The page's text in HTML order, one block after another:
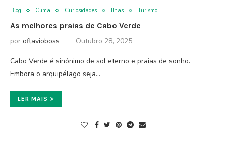
Blog Clima Curiosidades Ilhas Turismo
As melhores praias de Cabo Verde
por oflavioboss Outubro 28, 2025
Cabo Verde é sinónimo de sol eterno e praias de sonho.
Embora o arquipélago seja…
LER MAIS